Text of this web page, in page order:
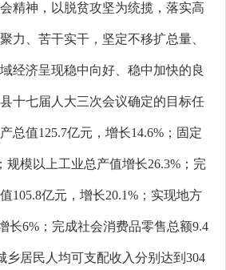
精神，以脱贫攻坚为统揽，落实高
力、苦干实干，坚定不移扩总量、
经济呈现稳中向好、稳中加快的良
十七届人大三次会议确定的目标任
总值125.7亿元，增长14.6%；固定
规模以上工业总产值增长26.3%；完
105.8亿元，增长20.1%；实现地方
长6%；完成社会消费品零售总额9.4
乡居民人均可支配收入分别达到304